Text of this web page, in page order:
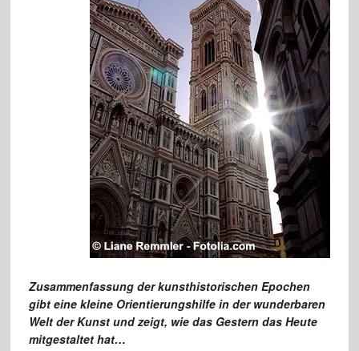
Zusammenfassung der kunsthistorischen Epochen
gibt eine kleine Orientierungshilfe in der wunderbaren
Welt der Kunst und zeigt, wie das Gestern das Heute
mitgestaltet hat…